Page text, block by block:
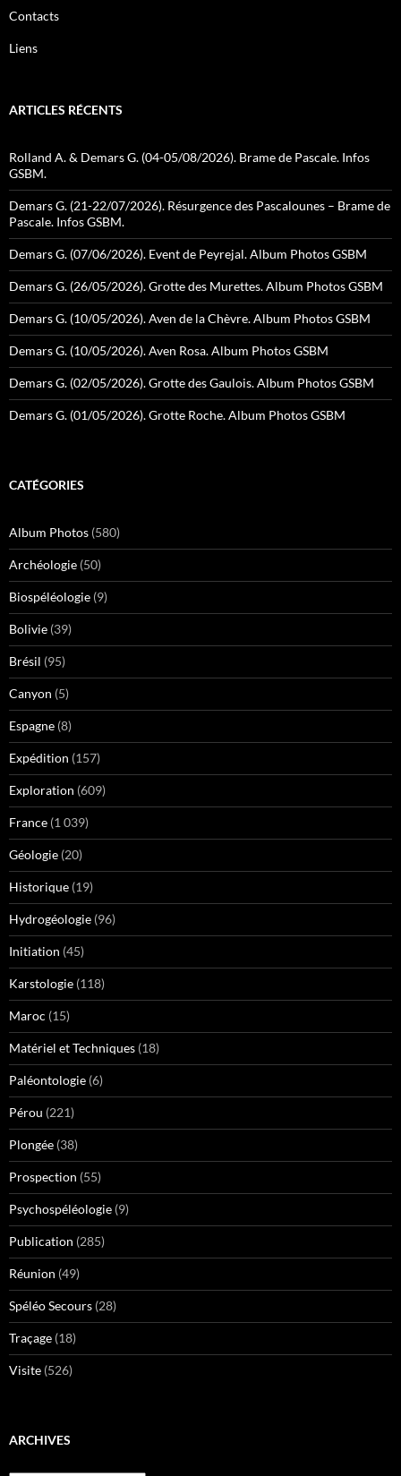
Contacts
Liens
ARTICLES RÉCENTS
Rolland A. & Demars G. (04-05/08/2026). Brame de Pascale. Infos
GSBM.
Demars G. (21-22/07/2026). Résurgence des Pascalounes – Brame de
Pascale. Infos GSBM.
Demars G. (07/06/2026). Event de Peyrejal. Album Photos GSBM
Demars G. (26/05/2026). Grotte des Murettes. Album Photos GSBM
Demars G. (10/05/2026). Aven de la Chèvre. Album Photos GSBM
Demars G. (10/05/2026). Aven Rosa. Album Photos GSBM
Demars G. (02/05/2026). Grotte des Gaulois. Album Photos GSBM
Demars G. (01/05/2026). Grotte Roche. Album Photos GSBM
CATÉGORIES
Album Photos (580)
Archéologie (50)
Biospéléologie (9)
Bolivie (39)
Brésil (95)
Canyon (5)
Espagne (8)
Expédition (157)
Exploration (609)
France (1 039)
Géologie (20)
Historique (19)
Hydrogéologie (96)
Initiation (45)
Karstologie (118)
Maroc (15)
Matériel et Techniques (18)
Paléontologie (6)
Pérou (221)
Plongée (38)
Prospection (55)
Psychospéléologie (9)
Publication (285)
Réunion (49)
Spéléo Secours (28)
Traçage (18)
Visite (526)
ARCHIVES